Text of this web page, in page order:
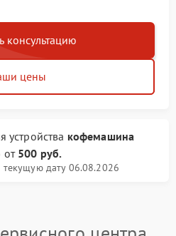
консультацию
цены
устройства кофемашина
от 500 руб.
текущую дату 06.08.2026